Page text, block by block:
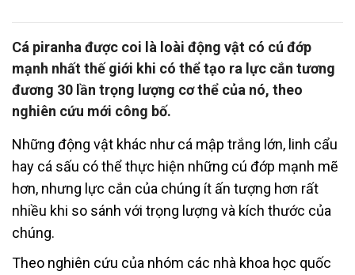
Cá piranha được coi là loài động vật có cú đớp
mạnh nhất thế giới khi có thể tạo ra lực cắn tương
đương 30 lần trọng lượng cơ thể của nó, theo
nghiên cứu mới công bố.
Những động vật khác như cá mập trắng lớn, linh cẩu
hay cá sấu có thể thực hiện những cú đớp mạnh mẽ
hơn, nhưng lực cắn của chúng ít ấn tượng hơn rất
nhiều khi so sánh với trọng lượng và kích thước của
chúng.
Theo nghiên cứu của nhóm các nhà khoa học quốc